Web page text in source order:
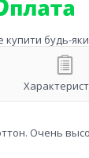
купити будь-
Очень